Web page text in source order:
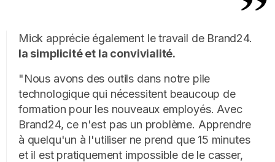
Mick apprécie également le travail de Brand24.
la simplicité et la convivialité.
"Nous avons des outils dans notre pile
technologique qui nécessitent beaucoup de
formation pour les nouveaux employés. Avec
Brand24, ce n'est pas un problème. Apprendre
à quelqu'un à l'utiliser ne prend que 15 minutes
et il est pratiquement impossible de le casser,